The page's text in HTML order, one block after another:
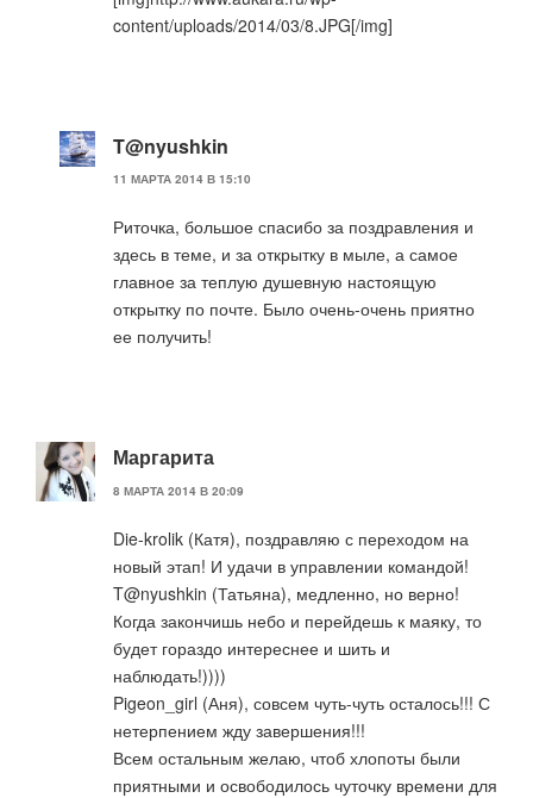
content/uploads/2014/03/8.JPG[/img]
T@nyushkin
11 МАРТА 2014 В 15:10
Риточка, большое спасибо за поздравления и
здесь в теме, и за открытку в мыле, а самое
главное за теплую душевную настоящую
открытку по почте. Было очень-очень приятно
ее получить!
Маргарита
8 МАРТА 2014 В 20:09
Die-krolik (Катя), поздравляю с переходом на
новый этап! И удачи в управлении командой!
T@nyushkin (Татьяна), медленно, но верно!
Когда закончишь небо и перейдешь к маяку, то
будет гораздо интереснее и шить и
наблюдать!))))
Pigeon_girl (Аня), совсем чуть-чуть осталось!!! С
нетерпением жду завершения!!!
Всем остальным желаю, чтоб хлопоты были
приятными и освободилось чуточку времени для